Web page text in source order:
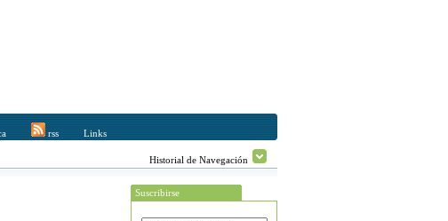
rss Links
Historial de Navegación
Suscribirse